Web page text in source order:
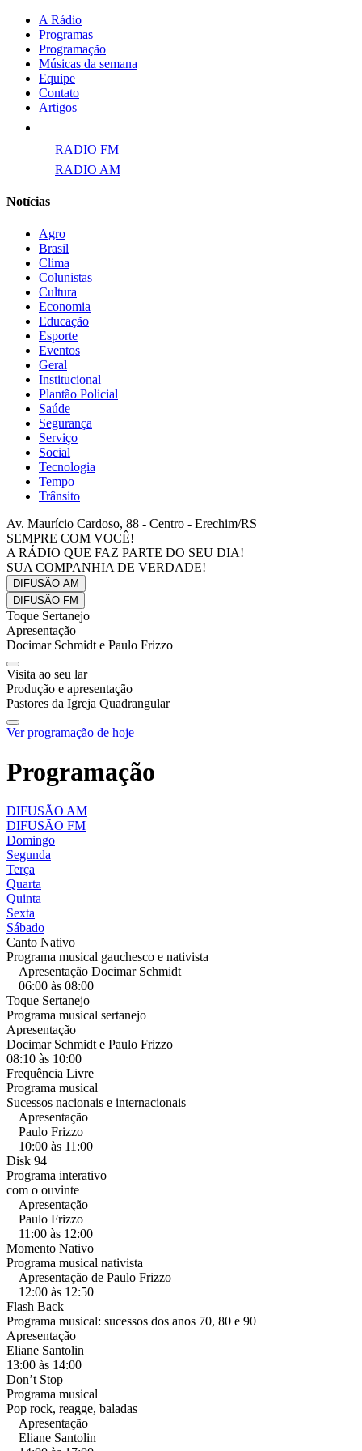
A Rádio
Programas
Programação
Músicas da semana
Equipe
Contato
Artigos
RADIO FM
RADIO AM
Notícias
Agro
Brasil
Clima
Colunistas
Cultura
Economia
Educação
Esporte
Eventos
Geral
Institucional
Plantão Policial
Saúde
Segurança
Serviço
Social
Tecnologia
Tempo
Trânsito
Av. Maurício Cardoso, 88 - Centro - Erechim/RS
SEMPRE COM VOCÊ!
A RÁDIO QUE FAZ PARTE DO SEU DIA!
SUA COMPANHIA DE VERDADE!
DIFUSÃO AM
DIFUSÃO FM
Toque Sertanejo
Apresentação
Docimar Schmidt e Paulo Frizzo
Visita ao seu lar
Produção e apresentação
Pastores da Igreja Quadrangular
Ver programação de hoje
Programação
DIFUSÃO AM
DIFUSÃO FM
Domingo
Segunda
Terça
Quarta
Quinta
Sexta
Sábado
Canto Nativo
Programa musical gauchesco e nativista
Apresentação Docimar Schmidt
06:00 às 08:00
Toque Sertanejo
Programa musical sertanejo
Apresentação
Docimar Schmidt e Paulo Frizzo
08:10 às 10:00
Frequência Livre
Programa musical
Sucessos nacionais e internacionais
Apresentação
Paulo Frizzo
10:00 às 11:00
Disk 94
Programa interativo
com o ouvinte
Apresentação
Paulo Frizzo
11:00 às 12:00
Momento Nativo
Programa musical nativista
Apresentação de Paulo Frizzo
12:00 às 12:50
Flash Back
Programa musical: sucessos dos anos 70, 80 e 90
Apresentação
Eliane Santolin
13:00 às 14:00
Don’t Stop
Programa musical
Pop rock, reagge, baladas
Apresentação
Eliane Santolin